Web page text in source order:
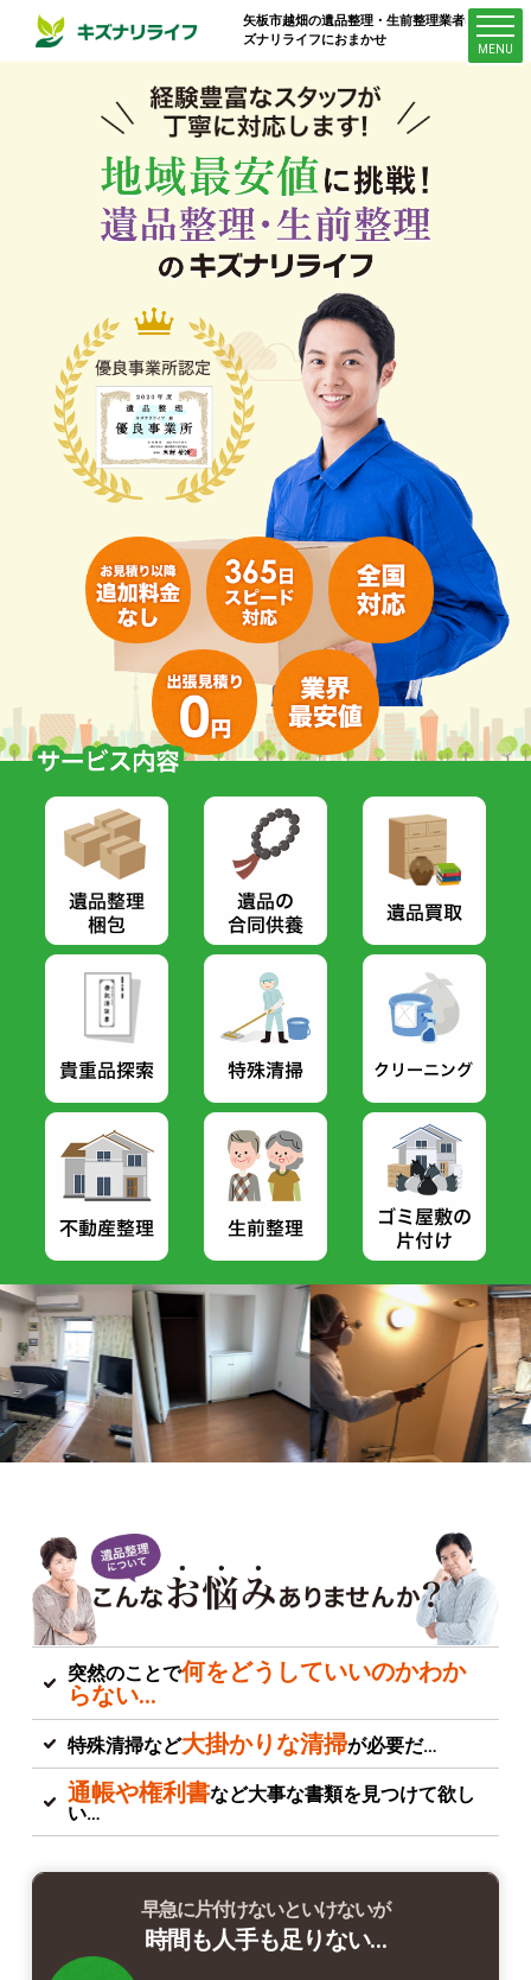
矢板市越畑の遺品整理・生前整理業者はキ
ズナリライフにおまかせ
突然のことで何をどうしていいのかわか
らない…
特殊清掃など大掛かりな清掃が必要だ…
通帳や権利書など大事な書類を見つけて欲し
い…
早急に片付けないといけないが
時間も人手も足りない…